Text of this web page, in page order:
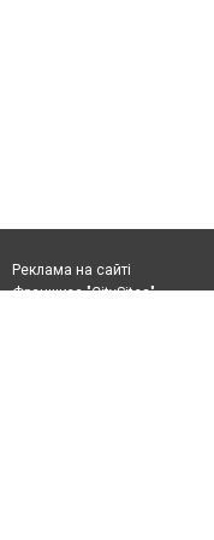
Реклама на сайті
Франшиза "CitySites"